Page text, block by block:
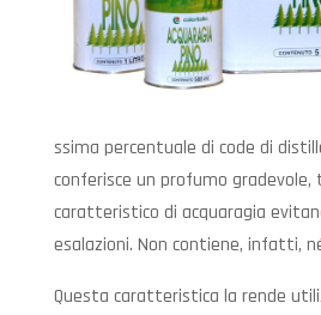
ssima percentuale di code di
conferisce un profumo gradevole,
caratteristico di acquaragia
esalazioni. Non contiene, infatti,
Questa caratteristica la rende